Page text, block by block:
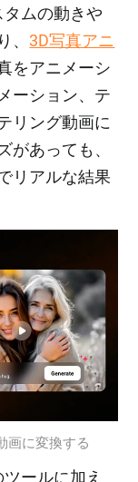
ムの動きや
、 3D写真アニ
をアニメーシ
ーション、テ
リング動画に
があっても、
リアルな結果
画に変換する
ールに加え